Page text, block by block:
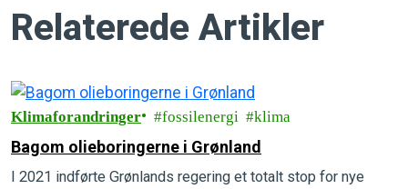
Relaterede Artikler
Klimaforandringer fossilenergi klima
Bagom olieboringerne i Grønland
I 2021 indførte Grønlands regering et totalt stop for nye